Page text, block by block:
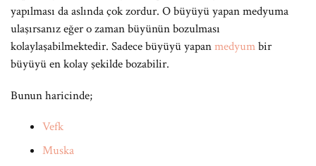
yapılması da aslında çok zordur. O büyüyü yapan medyuma
ulaşırsanız eğer o zaman büyünün bozulması
kolaylaşabilmektedir. Sadece büyüyü yapanmedyumbir
büyüyü en kolay şekilde bozabilir.
Bunun haricinde;
Vefk
Muska